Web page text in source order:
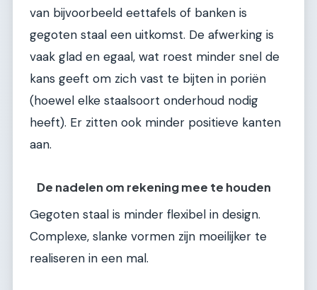
van bijvoorbeeld eettafels of banken is
gegoten staal een uitkomst. De afwerking is
vaak glad en egaal, wat roest minder snel de
kans geeft om zich vast te bijten in poriën
(hoewel elke staalsoort onderhoud nodig
heeft). Er zitten ook minder positieve kanten
aan.
De nadelen om rekening mee te houden
Gegoten staal is minder flexibel in design.
Complexe, slanke vormen zijn moeilijker te
realiseren in een mal.